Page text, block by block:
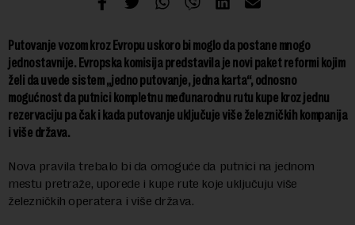
Putovanje vozom kroz Evropu uskoro bi moglo da postane mnogo
jednostavnije. Evropska komisija predstavila je novi paket reformi kojim
želi da uvede sistem „jedno putovanje, jedna karta“, odnosno
mogućnost da putnici kompletnu međunarodnu rutu kupe kroz jednu
rezervaciju pa čak i kada putovanje uključuje više železničkih kompanija
i više država.
Nova pravila trebalo bi da omoguće da putnici na jednom
mestu pretraže, uporede i kupe rute koje uključuju više
železničkih operatera i više država.